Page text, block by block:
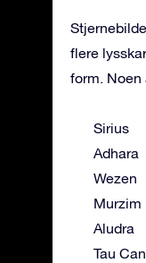
flere
form. Noen
Sirius
Adhara
Wezen
Murzim
Aludra
Tau